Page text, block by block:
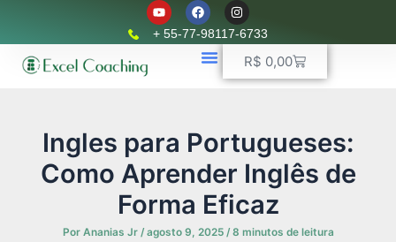
conteúdo
Y
o
u
t
F
a
c
e
b
o
I
n
s
t
r
+ 55-77-98117-6733
R$ 0,00Carrinho
Ingles para Portugueses:
Como Aprender Inglês de
Forma Eficaz
Por Ananias Jr /agosto 9, 2025 /8 minutos de leitura